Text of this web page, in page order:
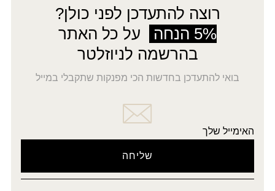
רוצה להתעדכן לפני כולן?
5% הנחה
על כל האתר
בהרשמה לניוזלטר
בואי להתעדכן בחדשות הכי מפנקות שתקבלי במייל
האימייל שלך